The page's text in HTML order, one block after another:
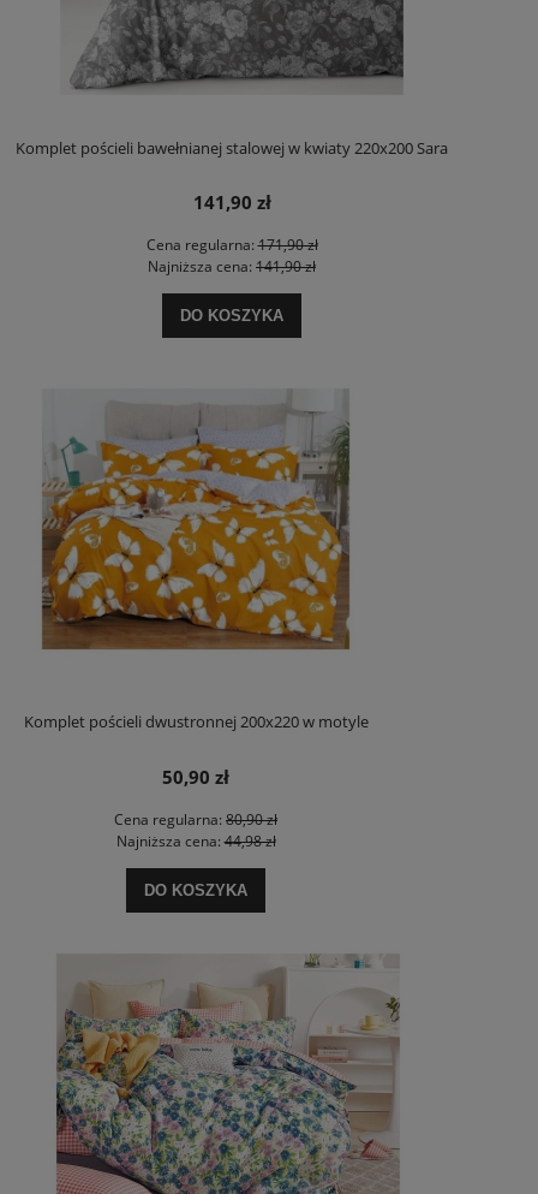
Komplet pościeli bawełnianej stalowej w kwiaty 220x200 Sara
141,90 zł
Cena regularna:171,90 zł
Najniższa cena: 141,90 zł
DO KOSZYKA
Komplet pościeli dwustronnej 200x220 w motyle
50,90 zł
Cena regularna: 80,90 zł
Najniższa cena:44,98 zł
DO KOSZYKA